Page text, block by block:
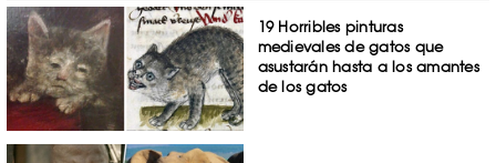
19 Horribles pinturas
medievales de gatos que
asustarán hasta a los amantes
de los gatos